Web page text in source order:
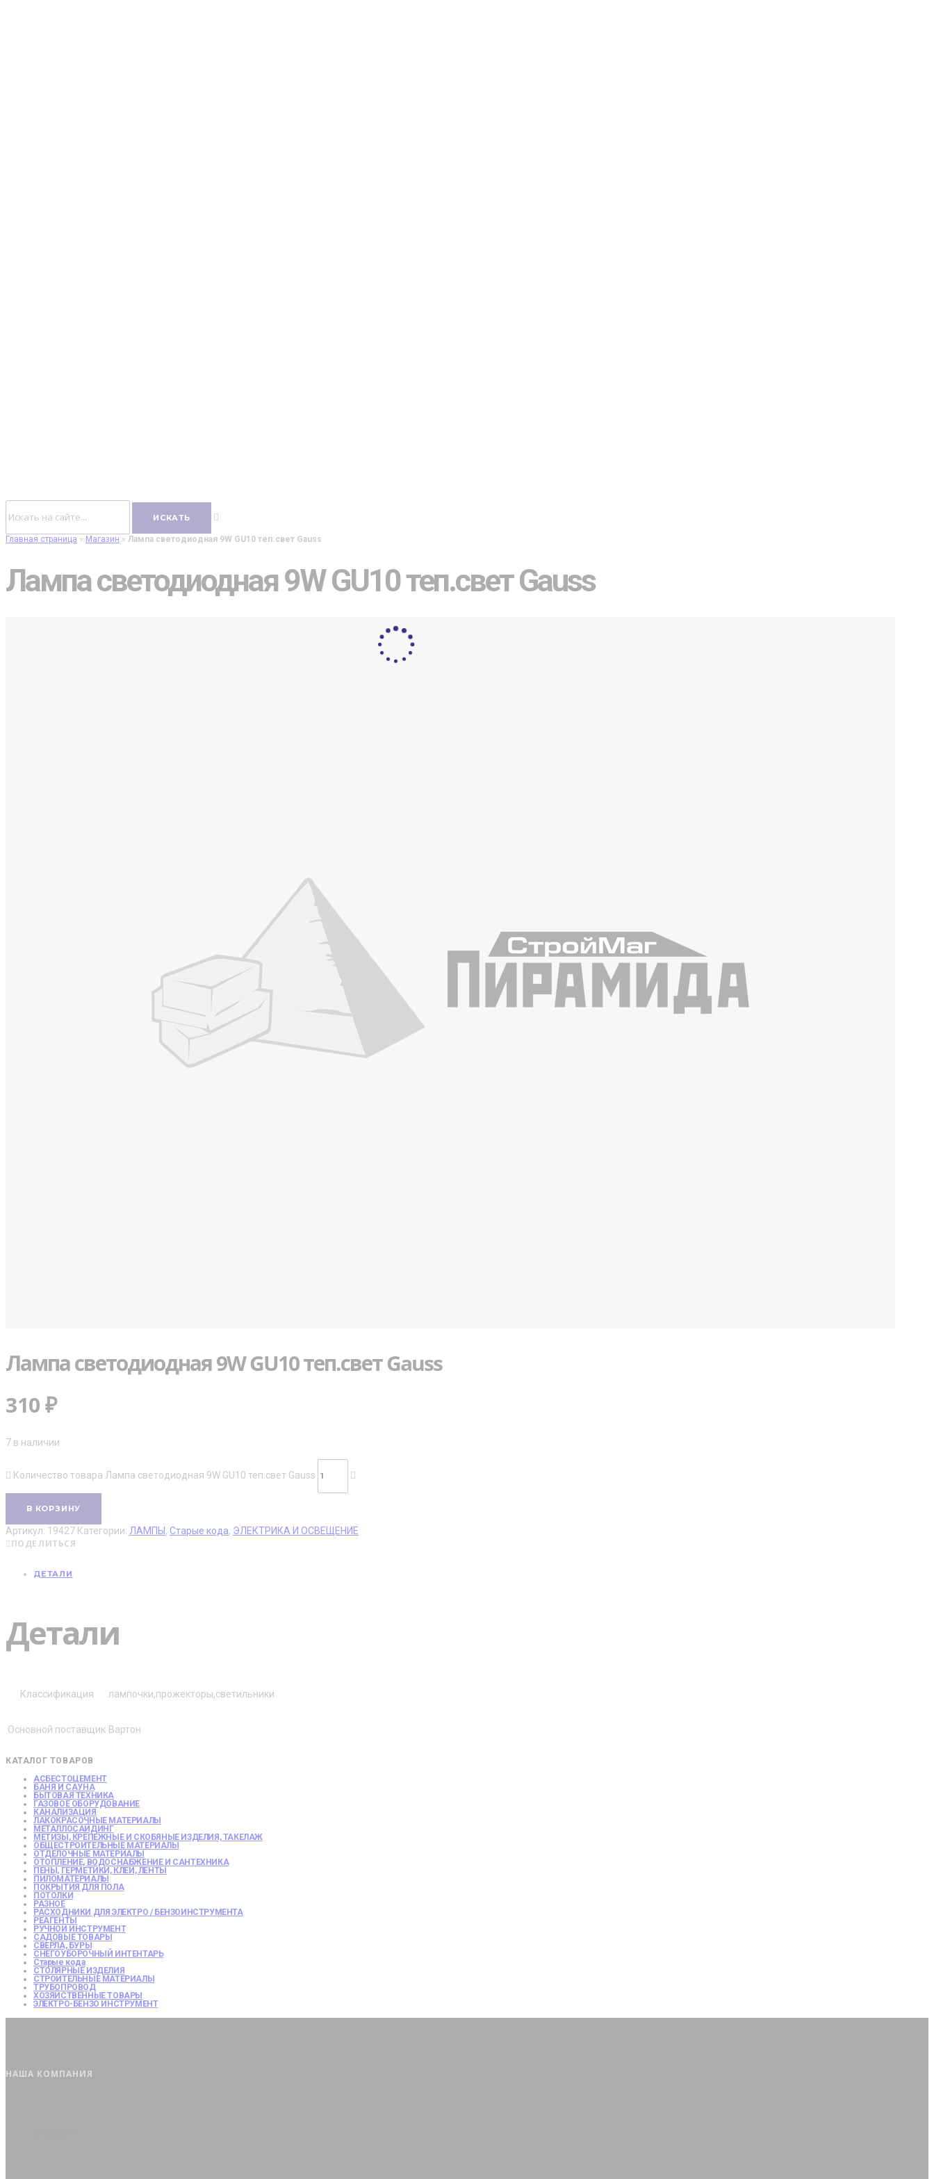
Главная страница » Магазин » Лампа светодиодная 9W GU10 теп.свет Gauss
Лампа светодиодная 9W GU10 теп.свет Gauss
Лампа светодиодная 9W GU10 теп.свет Gauss
310₽
7 в наличии
Количество товара Лампа светодиодная 9W GU10 теп.свет Gauss
В КОРЗИНУ
Артикул: 19427 Категории: ЛАМПЫ , Старые кода, ЭЛЕКТРИКА И ОСВЕЩЕНИЕ
ПОДЕЛИТЬСЯ
ДЕТАЛИ
Детали
Классификация лампочки,прожекторы,светильники
Основной поставщик Вартон
КАТАЛОГ ТОВАРОВ
АСБЕСТОЦЕМЕНТ
БАНЯ И САУНА
БЫТОВАЯ ТЕХНИКА
ГАЗОВОЕ ОБОРУДОВАНИЕ
КАНАЛИЗАЦИЯ
ЛАКОКРАСОЧНЫЕ МАТЕРИАЛЫ
МЕТАЛЛОСАЙДИНГ
МЕТИЗЫ, КРЕПЕЖНЫЕ И СКОБЯНЫЕ ИЗДЕЛИЯ, ТАКЕЛАЖ
ОБЩЕСТРОИТЕЛЬНЫЕ МАТЕРИАЛЫ
ОТДЕЛОЧНЫЕ МАТЕРИАЛЫ
ОТОПЛЕНИЕ, ВОДОСНАБЖЕНИЕ И САНТЕХНИКА
ПЕНЫ, ГЕРМЕТИКИ, КЛЕИ, ЛЕНТЫ
ПИЛОМАТЕРИАЛЫ
ПОКРЫТИЯ ДЛЯ ПОЛА
ПОТОЛКИ
РАЗНОЕ
РАСХОДНИКИ ДЛЯ ЭЛЕКТРО / БЕНЗОИНСТРУМЕНТА
РЕАГЕНТЫ
РУЧНОЙ ИНСТРУМЕНТ
САДОВЫЕ ТОВАРЫ
СВЕРЛА, БУРЫ
СНЕГОУБОРОЧНЫЙ ИНТЕНТАРЬ
Старые кода
СТОЛЯРНЫЕ ИЗДЕЛИЯ
СТРОИТЕЛЬНЫЕ МАТЕРИАЛЫ
ТРУБОПРОВОД
ХОЗЯЙСТВЕННЫЕ ТОВАРЫ
ЭЛЕКТРО-БЕНЗО ИНСТРУМЕНТ
НАША КОМПАНИЯ